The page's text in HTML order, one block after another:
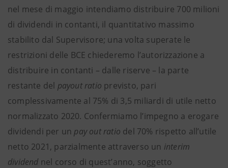
nel mese di maggio intendiamo distribuire 700 milioni
di dividendi in contanti, il quantitativo massimo
stabilito dal Supervisore; una volta superate le
restrizioni delle BCE chiederemo l’autorizzazione a
distribuire in contanti – dalle riserve – la parte
restante del payout ratio previsto, pari
complessivamente al 75% di 3,5 miliardi di utile netto
normalizzato 2020. Confermiamo l’impegno a erogare
dividendi per un pay out ratio del 70% rispetto all’utile
netto 2021, parzialmente attraverso un interim
dividend nel corso di quest’anno, soggetto